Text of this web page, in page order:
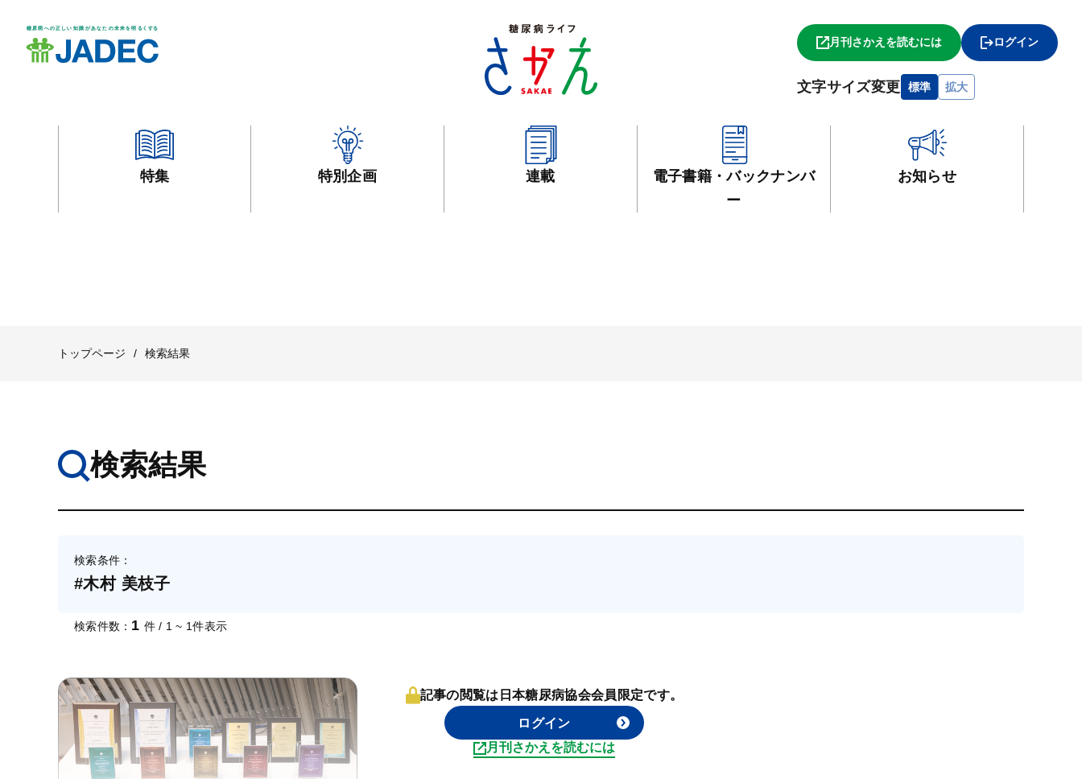
月刊さかえを読むには ログイン
文字サイズ変更 標準 拡大
特集 特別企画 連載 電子書籍・バックナンバ
ー
お知らせ
トップページ / 検索結果
検索結果
検索条件：
#木村 美枝子
検索件数： 1 件 / 1 ~ 1件表示
記事の閲覧は日本糖尿病協会会員限定です。
ログイン
月刊さかえを読むには